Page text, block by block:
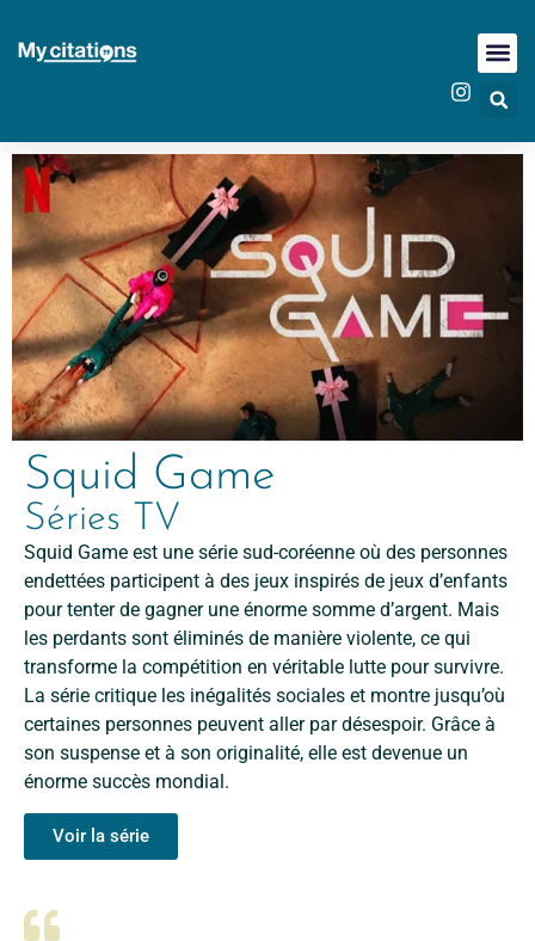
Squid Game
Séries TV
Squid Game est une série sud-coréenne où des personnes
endettées participent à des jeux inspirés de jeux d’enfants
pour tenter de gagner une énorme somme d’argent. Mais
les perdants sont éliminés de manière violente, ce qui
transforme la compétition en véritable lutte pour survivre.
La série critique les inégalités sociales et montre jusqu’où
certaines personnes peuvent aller par désespoir. Grâce à
son suspense et à son originalité, elle est devenue un
énorme succès mondial.
Voir la série